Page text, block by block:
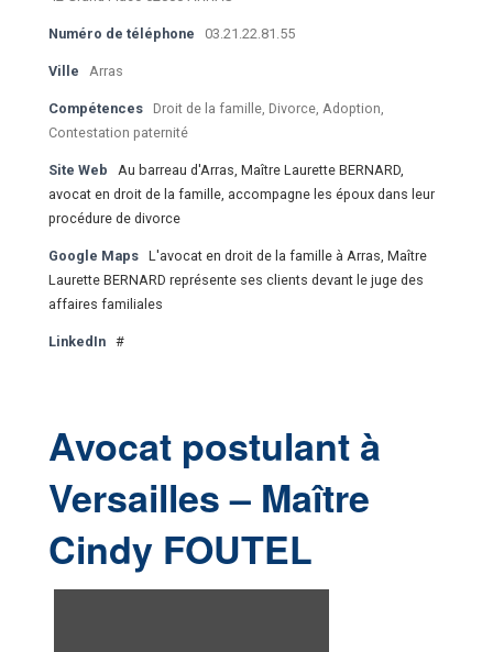
Numéro de téléphone 03.21.22.81.55
Ville Arras
Compétences
Droit de la famille, Divorce, Adoption,
Contestation paternité
Site Web
Au barreau d'Arras, Maître Laurette BERNARD,
avocat en droit de la famille, accompagne les époux dans leur
procédure de divorce
Google Maps
L'avocat en droit de la famille à Arras, Maître
Laurette BERNARD représente ses clients devant le juge des
affaires familiales
LinkedIn #
Avocat postulant à
Versailles – Maître
Cindy FOUTEL